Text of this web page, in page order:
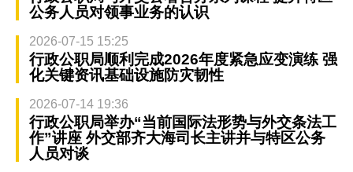
公务人员对领事业务的认识
2026-07-15 15:25
行政公职局顺利完成2026年度紧急应变演练 强
化关键资讯基础设施防灾韧性
2026-07-14 19:36
行政公职局举办“当前国际法形势与外交条法工
作”讲座 外交部齐大海司长主讲并与特区公务
人员对谈